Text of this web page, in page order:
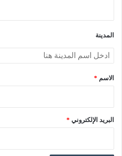
المدينة
الاسم *
البريد الإلكتروني *